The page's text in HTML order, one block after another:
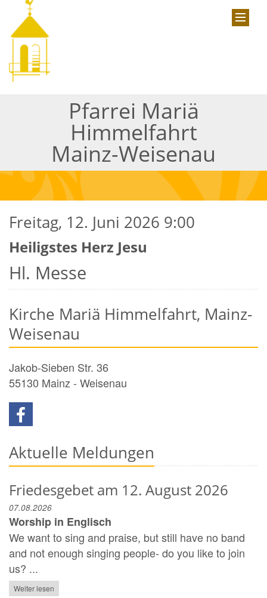
Pfarrei Mariä
Himmelfahrt
Mainz-Weisenau
Hl. Messe
Freitag, 12. Juni 2026 9:00
Heiligstes Herz Jesu
Kirche Mariä Himmelfahrt, Mainz-
Weisenau
Jakob-Sieben Str. 36
55130 Mainz - Weisenau
Aktuelle Meldungen
Friedesgebet am 12. August 2026
07.08.2026
Worship in Englisch
We want to sing and praise, but still have no band
and not enough singing people- do you like to join
us? ...
Weiter lesen